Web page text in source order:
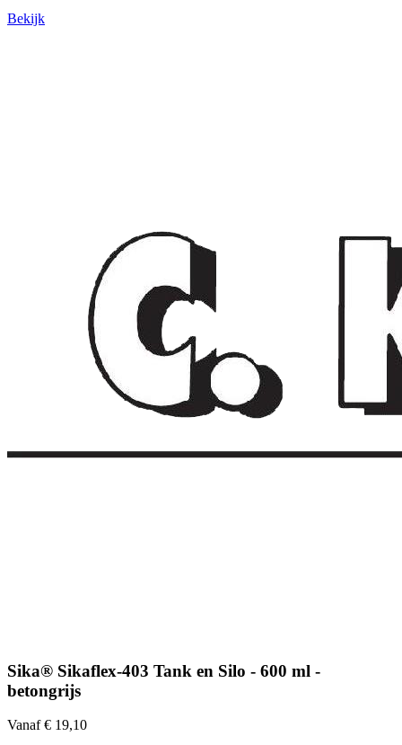
Bekijk
Sika® Sikaflex-403 Tank en Silo - 600 ml -
betongrijs
Vanaf € 19,10